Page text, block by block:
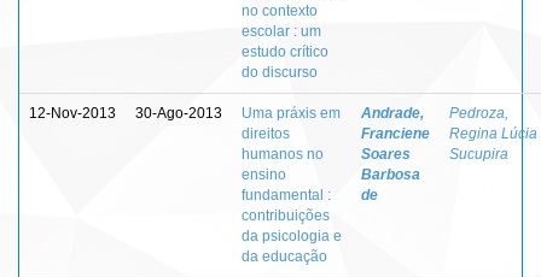
no contexto
escolar : um
estudo crítico
do discurso
12-Nov-2013 30-Ago-2013
Uma práxis em
direitos
humanos no
ensino
fundamental :
contribuições
da psicologia e
da educação
Andrade,
Franciene
Soares
Barbosa
de
Pedroza,
Regina Lúcia
Sucupira